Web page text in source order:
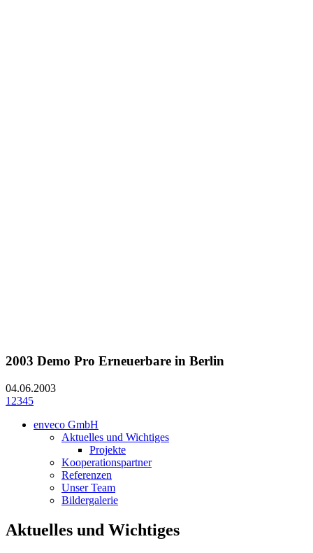
2003 Demo Pro Erneuerbare in Berlin
04.06.2003
1 2345
enveco GmbH
Aktuelles und Wichtiges
Projekte
Kooperationspartner
Referenzen
Unser Team
Bildergalerie
Aktuelles und Wichtiges